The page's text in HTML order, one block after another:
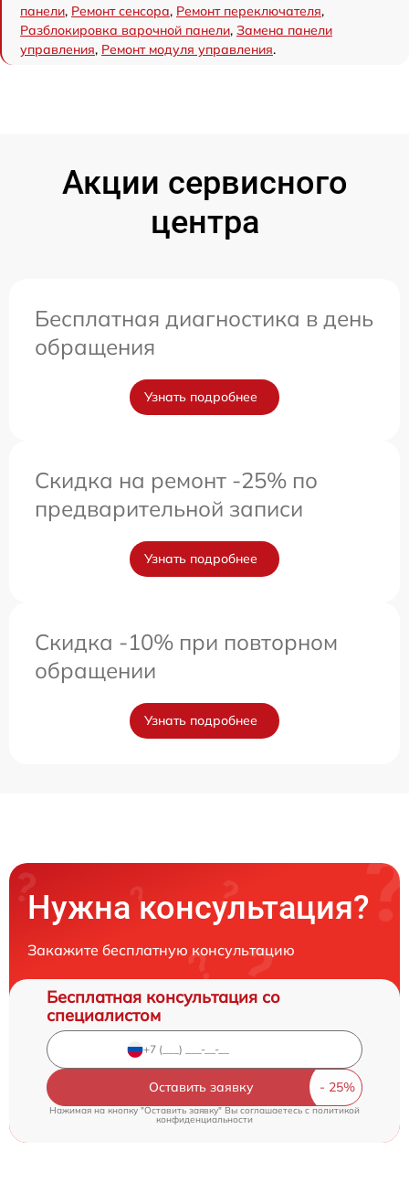
панели, Ремонт сенсора, Ремонт переключателя,
Разблокировка варочной панели, Замена панели
управления, Ремонт модуля управления.
Акции сервисного
центра
Бесплатная диагностика в день
обращения
Узнать подробнее
Скидка на ремонт -25% по
предварительной записи
Узнать подробнее
Скидка -10% при повторном
обращении
Узнать подробнее
Нужна консультация?
Закажите бесплатную консультацию
Бесплатная консультация со
специалистом
Оставить заявку
Нажимая на кнопку "Оставить заявку" Вы соглашаетесь cполитикой
конфиденциальности